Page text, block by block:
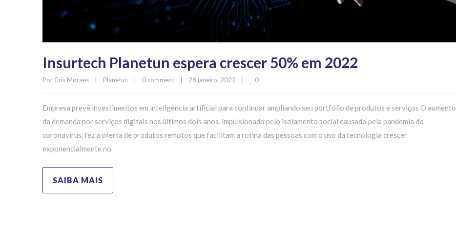
Insurtech Planetun espera crescer 50% em 2022
Por Cris Moraes Planetun 0 comment 28 janeiro, 2022 0
Empresa prevê investimentos em inteligência artificial para continuar ampliando seu portfólio de produtos e serviços O aumento
da demanda por serviços digitais nos últimos dois anos, impulsionado pelo isolamento social causado pela pandemia do
coronavírus, fez a oferta de produtos remotos que facilitam a rotina das pessoas com o uso da tecnologia crescer
exponencialmente no
SAIBA MAIS